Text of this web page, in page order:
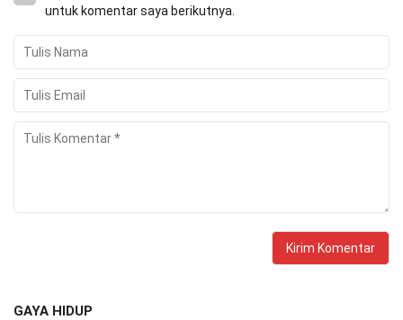
untuk komentar saya berikutnya.
GAYA HIDUP